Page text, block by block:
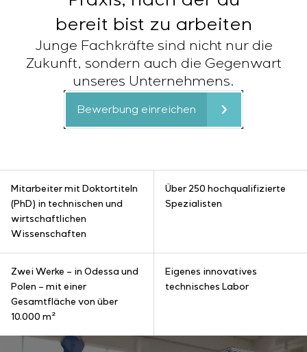
bereit bist zu arbeiten
Junge Fachkräfte sind nicht nur die
Zukunft, sondern auch die Gegenwart
unseres Unternehmens.
Bewerbung einreichen
Mitarbeiter mit Doktortiteln
(PhD) in technischen und
wirtschaftlichen
Wissenschaften
Über 250 hochqualifizierte
Spezialisten
Zwei Werke – in Odessa und
Polen – mit einer
Gesamtfläche von über
10.000 m²
Eigenes innovatives
technisches Labor